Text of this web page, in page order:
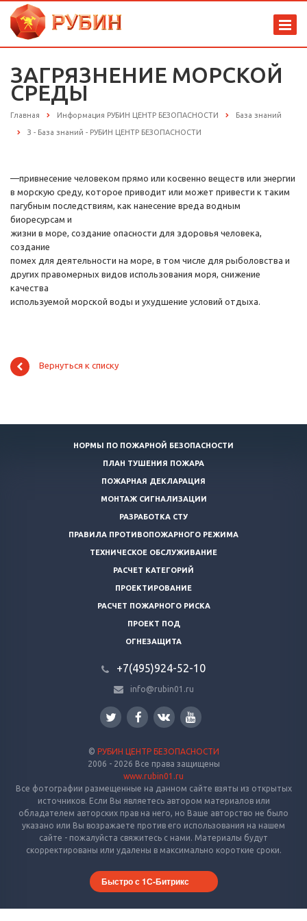
ЗАГРЯЗНЕНИЕ МОРСКОЙ
СРЕДЫ
Главная Информация РУБИН ЦЕНТР БЕЗОПАСНОСТИ База знаний
З - База знаний - РУБИН ЦЕНТР БЕЗОПАСНОСТИ
—привнесение человеком прямо или косвенно веществ или энергии
в морскую среду, которое приводит или может привести к таким
пагубным последствиям, как нанесение вреда водным
биоресурсам и
жизни в море, создание опасности для здоровья человека,
создание
помех для деятельности на море, в том числе для рыболовства и
других правомерных видов использования моря, снижение
качества
используемой морской воды и ухудшение условий отдыха.
Вернуться к списку
НОРМЫ ПО ПОЖАРНОЙ БЕЗОПАСНОСТИ
ПЛАН ТУШЕНИЯ ПОЖАРА
ПОЖАРНАЯ ДЕКЛАРАЦИЯ
МОНТАЖ СИГНАЛИЗАЦИИ
РАЗРАБОТКА СТУ
ПРАВИЛА ПРОТИВОПОЖАРНОГО РЕЖИМА
ТЕХНИЧЕСКОЕ ОБСЛУЖИВАНИЕ
РАСЧЕТ КАТЕГОРИЙ
ПРОЕКТИРОВАНИЕ
РАСЧЕТ ПОЖАРНОГО РИСКА
ПРОЕКТ ПОД
ОГНЕЗАЩИТА
+7(495)924-52-10
info@rubin01.ru
© РУБИН ЦЕНТР БЕЗОПАСНОСТИ
2006 - 2026 Все права защищены
www.rubin01.ru
Все фотографии размещенные на данном сайте взяты из открытых
источников. Если Вы являетесь автором материалов или
обладателем авторских прав на него, но Ваше авторство не было
указано или Вы возражаете против его использования на нашем
сайте - пожалуйста свяжитесь с нами. Материалы будут
скорректированы или удалены в максимально короткие сроки.
Быстро с 1С-Битрикс